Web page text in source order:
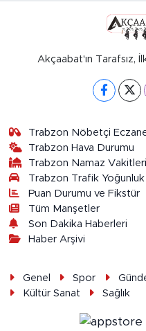
Akçaabat'ın Tarafsız,
Trabzon Nöbetçi
Trabzon Hava Durumu
Trabzon Namaz Vakitleri
Trabzon Trafik Yoğunluk
Puan Durumu ve Fikstür
Tüm Manşetler
Son Dakika Haberleri
Haber Arşivi
Genel Spor
Kültür Sanat
Sağlık